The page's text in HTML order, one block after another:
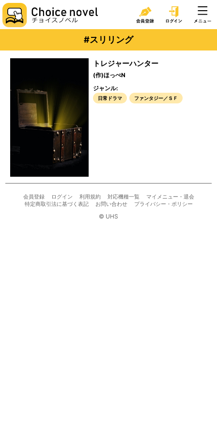
#スリリング
トレジャーハンター
(作)ほっぺN
ジャンル:
日常ドラマ ファンタジー／ＳＦ
会員登録 ログイン 利用規約 対応機種一覧
マイメニュー・退会
特定商取引法に基づく表記
お問い合わせ プライバシー・ポリシー
© UHS